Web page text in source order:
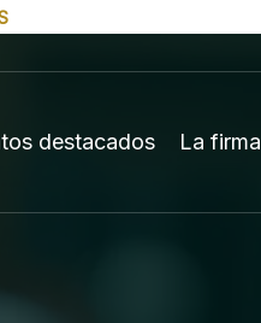
destacados La firma